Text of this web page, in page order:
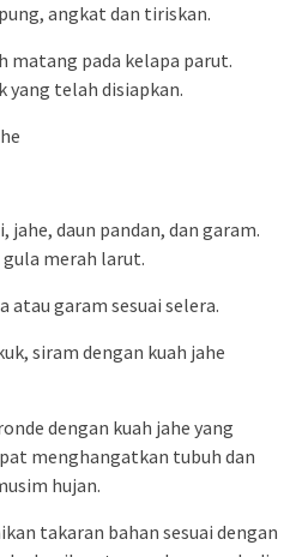
angkat dan tiriskan.
matang pada kelapa parut.
yang telah disiapkan.
jahe, daun pandan, dan garam.
merah larut.
atau garam sesuai selera.
siram dengan kuah jahe
dengan kuah jahe yang
menghangatkan tubuh dan
hujan.
takaran bahan sesuai dengan